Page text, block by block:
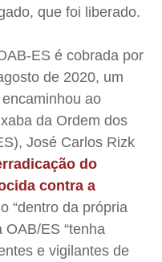
que foi liberado.
ES é cobrada por
de 2020, um
ao
da Ordem dos
José Carlos Rizk
do
contra a
“dentro da própria
OAB/ES “tenha
e vigilantes de